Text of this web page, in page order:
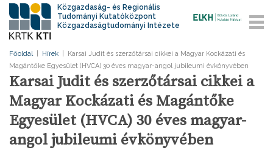
Közgazdaság- és Regionális
Tudományi Kutatóközpont
Közgazdaságtudományi Intézete
Főoldal Hírek
Karsai Judit és szerzőtársai cikkei a Magyar Kockázati és
Magántőke Egyesület (HVCA) 30 éves magyar-angol jubileumi évkönyvében
Karsai Judit és szerzőtársai cikkei a
Magyar Kockázati és Magántőke
Egyesület (HVCA) 30 éves magyar-
angol jubileumi évkönyvében